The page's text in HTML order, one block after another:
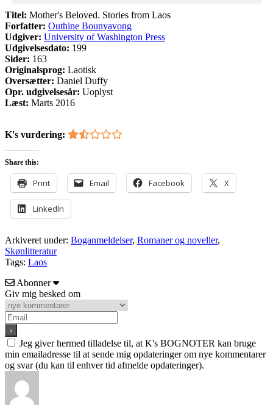
Titel: Mother's Beloved. Stories from Laos
Forfatter: Outhine Bounyavong
Udgiver: University of Washington Press
Udgivelsesdato: 199
Sider: 163
Originalsprog: Laotisk
Oversætter: Daniel Duffy
Opr. udgivelsesår: Uoplyst
Læst: Marts 2016
K's vurdering:
Share this:
Print Email Facebook X
LinkedIn
Arkiveret under: Boganmeldelser, Romaner og noveller,
Skønlitteratur
Tags: Laos
Abonner
Giv mig besked om
Jeg giver hermed tilladelse til, at K's BOGNOTER kan bruge
min emailadresse til at sende mig opdateringer om nye kommentarer
og svar (du kan til enhver tid afmelde opdateringer).